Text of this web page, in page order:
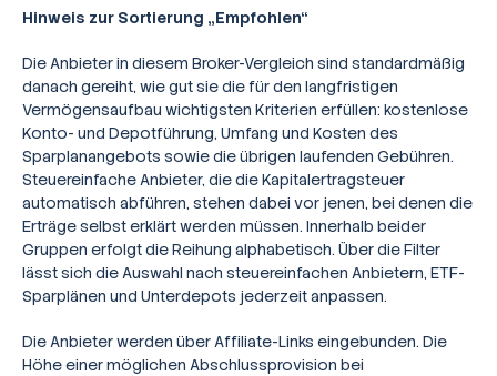
Hinweis zur Sortierung „Empfohlen“
Die Anbieter in diesem Broker-Vergleich sind standardmäßig
danach gereiht, wie gut sie die für den langfristigen
Vermögensaufbau wichtigsten Kriterien erfüllen: kostenlose
Konto- und Depotführung, Umfang und Kosten des
Sparplanangebots sowie die übrigen laufenden Gebühren.
Steuereinfache Anbieter, die die Kapitalertragsteuer
automatisch abführen, stehen dabei vor jenen, bei denen die
Erträge selbst erklärt werden müssen. Innerhalb beider
Gruppen erfolgt die Reihung alphabetisch. Über die Filter
lässt sich die Auswahl nach steuereinfachen Anbietern, ETF-
Sparplänen und Unterdepots jederzeit anpassen.
Die Anbieter werden über Affiliate-Links eingebunden. Die
Höhe einer möglichen Abschlussprovision bei